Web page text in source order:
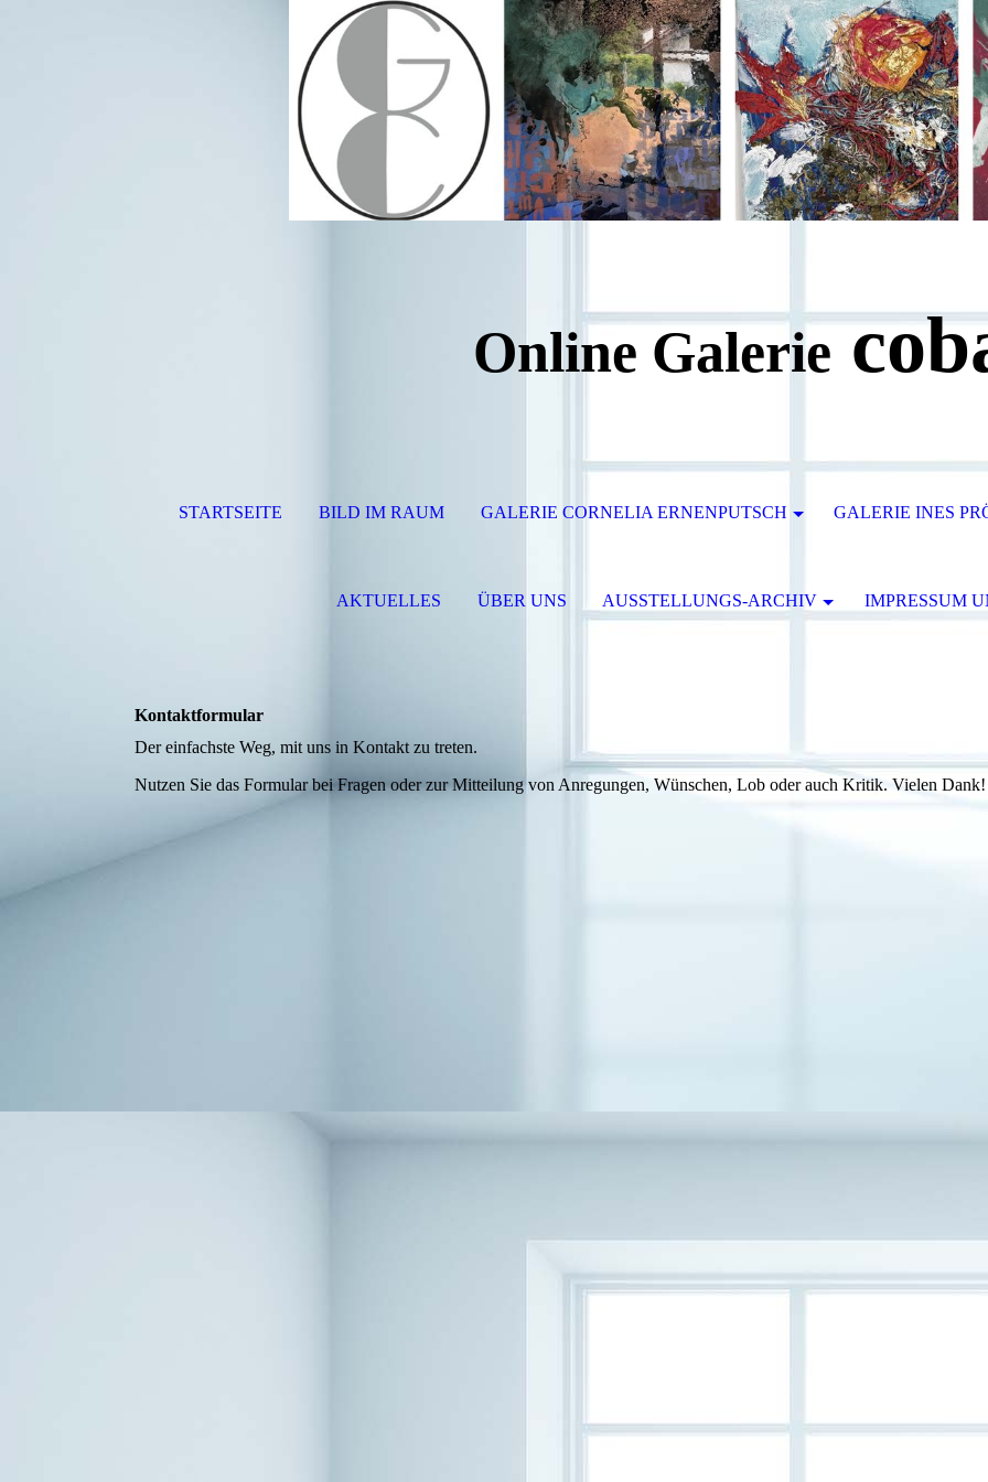
Online Galerie
STARTSEITE BILD IM RAUM GALERIE CORNELIA ERNENPUTSCH GALERIE INES
AKTUELLES ÜBER UNS AUSSTELLUNGS-ARCHIV IMPRESSUM
Kontaktformular
Der einfachste Weg, mit uns in Kontakt zu treten.
Nutzen Sie das Formular bei Fragen oder zur Mitteilung von Anregungen, Wünschen, Lob oder auch Kritik. Vielen Dank!